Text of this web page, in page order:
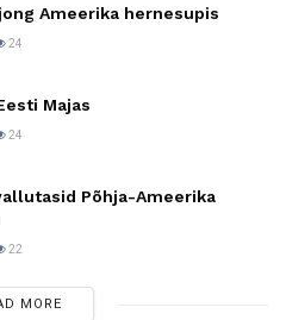
Ameerika hernesupis
24
Majas
24
Põhja-Ameerika
22
MORE